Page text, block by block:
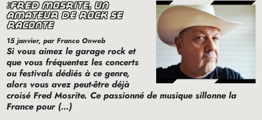
fred mosrite, un
amateur de rock se
raconte
15 janvier, par Franco Onweb
Si vous aimez le garage rock et
que vous fréquentez les concerts
ou festivals dédiés à ce genre,
alors vous avez peut-être déjà
croisé Fred Mosrite. Ce passionné de musique sillonne la
France pour (…)